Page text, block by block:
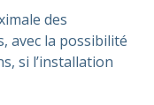
des
avec la possibilité
si l’installation